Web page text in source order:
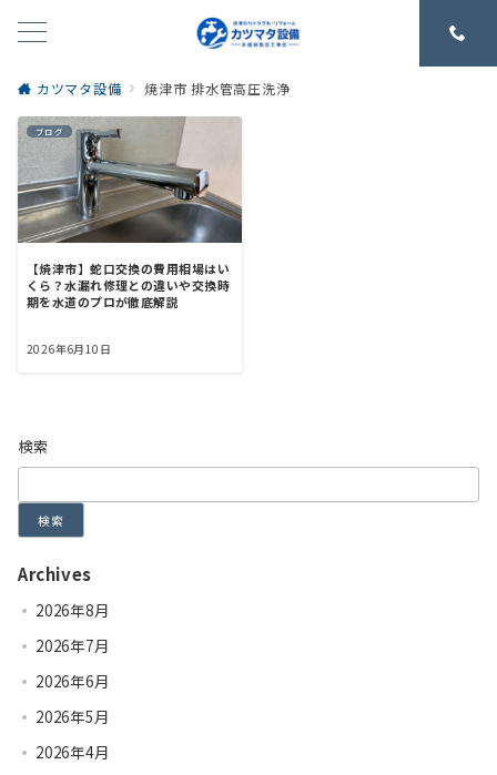
カツマタ設備 焼津市 排水管高圧洗浄
ブログ
【焼津市】蛇口交換の費用相場はい
くら？水漏れ修理との違いや交換時
期を水道のプロが徹底解説
2026年6月10日
検索
検索
Archives
2026年8月
2026年7月
2026年6月
2026年5月
2026年4月